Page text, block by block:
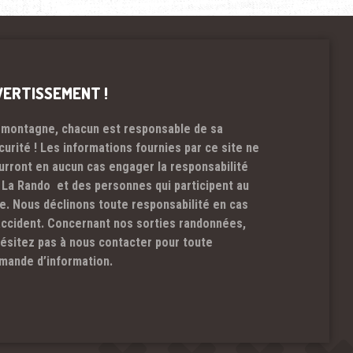
!
montagne, chacun est responsable de sa
! Les informations fournies par ce site ne
en aucun cas engager la responsabilité
Rando et des personnes qui participent au
Nous déclinons toute responsabilité en cas
Concernant nos sorties randonnées,
pas à nous contacter pour toute
d’information.